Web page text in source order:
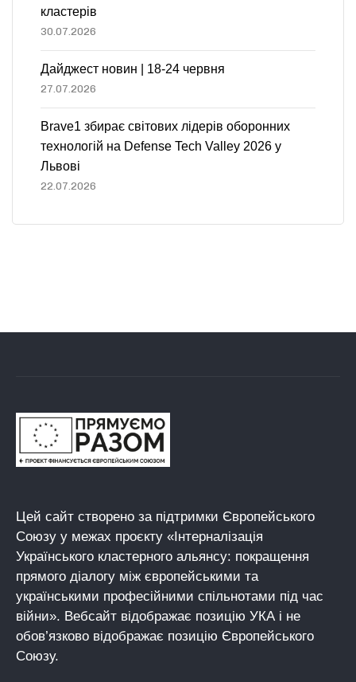
кластерів
30.07.2026
Дайджест новин | 18-24 червня
27.07.2026
Brave1 збирає світових лідерів оборонних
технологій на Defense Tech Valley 2026 у
Львові
22.07.2026
Цей сайт створено за підтримки Європейського
Союзу у межах проєкту «Інтерналізація
Українського кластерного альянсу: покращення
прямого діалогу між європейськими та
українськими професійними спільнотами під час
війни». Вебсайт відображає позицію УКА і не
обов’язково відображає позицію Європейського
Союзу.